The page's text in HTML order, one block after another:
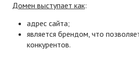
Домен выступает как:
адрес сайта;
является брендом, что
конкурентов.